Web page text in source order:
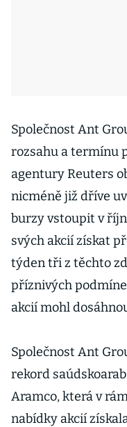
Společnost Ant
rozsahu a termínu
agentury Reuters
nicméně již dříve
burzy vstoupit v
svých akcií získat
týden tři z těchto
příznivých
akcií mohl
Společnost Ant
rekord
Aramco, která v
nabídky akcií